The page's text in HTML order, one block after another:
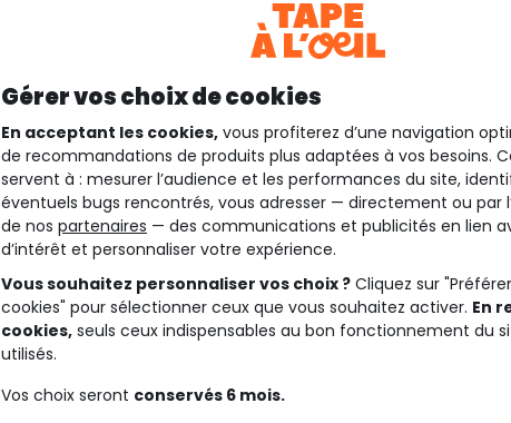
Gérer vos choix de cookies
En acceptant les cookies, vous profiterez d’une navigation
de recommandations de produits plus adaptées à vos besoins.
servent à : mesurer l’audience et les performances du site,
éventuels bugs rencontrés, vous adresser — directement ou par
de nos partenaires — des communications et publicités en lien
d’intérêt et personnaliser votre expérience.
Vous souhaitez personnaliser vos choix ? Cliquez sur
cookies" pour sélectionner ceux que vous souhaitez activer. En
cookies, seuls ceux indispensables au bon fonctionnement du
utilisés.
Vos choix seront conservés 6 mois.